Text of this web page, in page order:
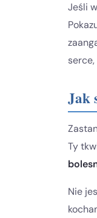
Jeśli
Jak
Ty
Nie